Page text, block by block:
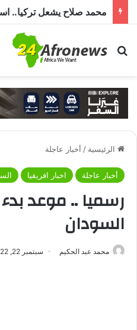
بحث عن
الرئيسية / أخبار عاجلة
أخبار عاجلة اخبار افريقيا
رسميا .. موعد
السودان
محمد عبد الحكيم سبتمبر 22, 2022